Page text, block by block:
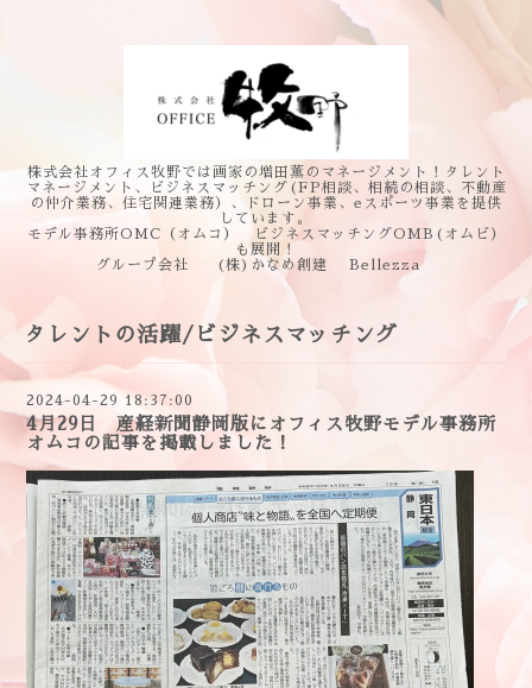
株式会社オフィス牧野では画家の増田薫のマネージメント！タレント
マネージメント、ビジネスマッチング(FP相談、相続の相談、不動産
の仲介業務、住宅関連業務）、ドローン事業、eスポーツ事業を提供
しています。
モデル事務所OMC（オムコ） ビジネスマッチングOMB(オムビ）
も展開！
グループ会社 (株)かなめ創建 Bellezza
タレントの活躍/ビジネスマッチング
2024-04-29 18:37:00
4月29日 産経新聞静岡版にオフィス牧野モデル事務所
オムコの記事を掲載しました！